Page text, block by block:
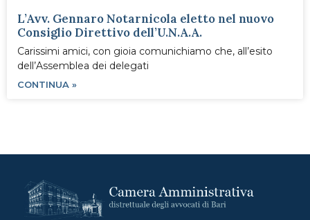
L’Avv. Gennaro Notarnicola eletto nel nuovo
Consiglio Direttivo dell’U.N.A.A.
Carissimi amici, con gioia comunichiamo che, all’esito
dell’Assemblea dei delegati
CONTINUA »